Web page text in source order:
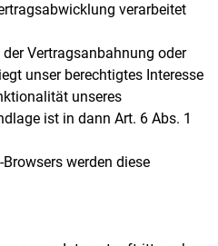
verarbeitet
Vertragsanbahnung oder
unser berechtigtes Interesse
unseres
ist in dann Art. 6 Abs. 1
werden diese